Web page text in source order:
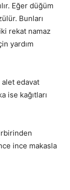
Eğer düğüm
Bunları
rekat namaz
yardım
edavat
ise kağıtları
ince makasla